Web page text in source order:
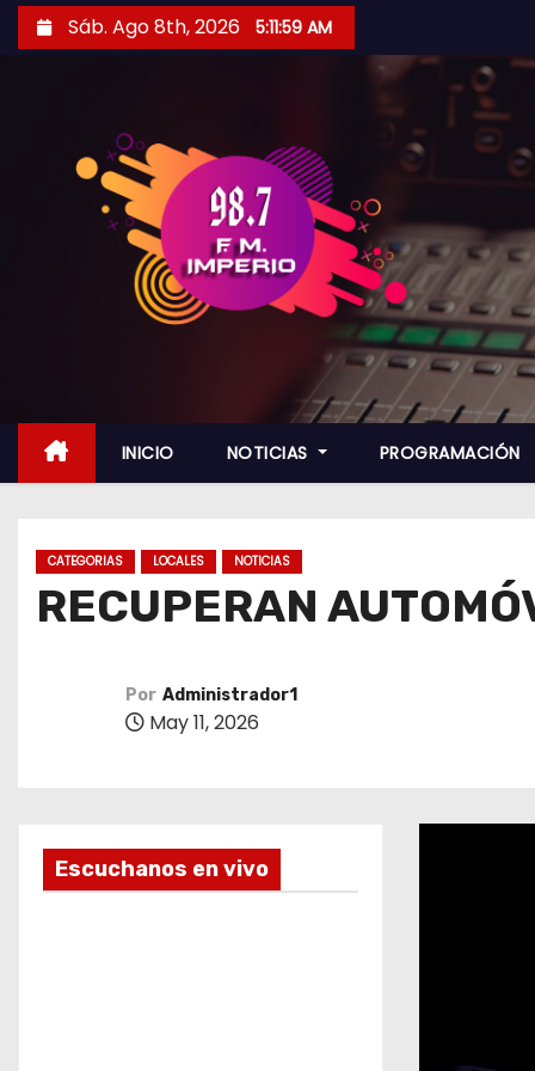
i
Sáb. Ago 8th, 2026 5:12:00 AM
INICIO NOTICIAS PROGRAMACIÓN
CATEGORIAS LOCALES NOTICIAS
RECUPERAN
Por Administrador1
May 11, 2026
Escuchanos en vivo